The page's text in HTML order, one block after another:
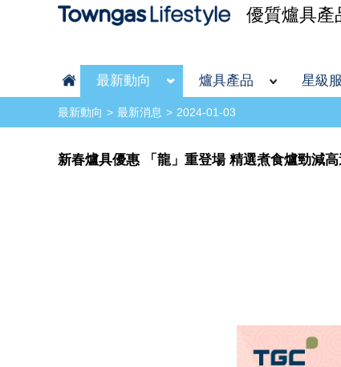
優質爐具產
最新動向 爐具產品 星級
最新動向 最新消息 2024-01-03
新春爐具優惠 「龍」重登場 精選煮食爐勁減高